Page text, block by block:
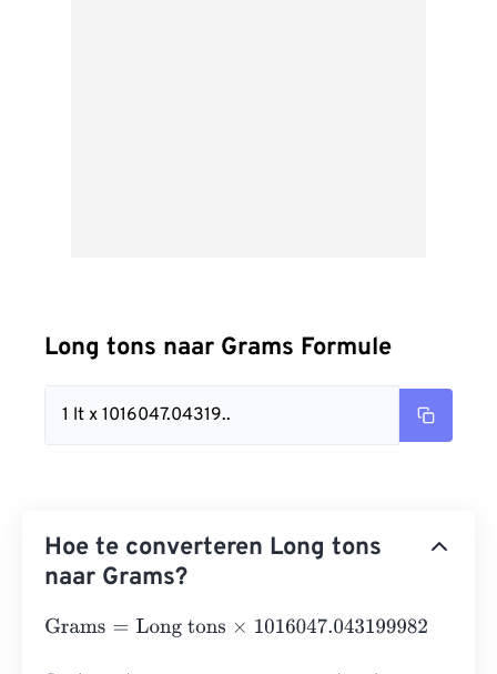
Long tons naar Grams Formule
1 lt x 1016047.04319..
Hoe te converteren Long tons
naar Grams?
Grams= Long tons ×1016047.043199982